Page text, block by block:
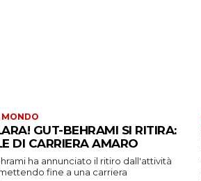
MONDO
GUT-BEHRAMI SI RITIRA:
DI CARRIERA AMARO
ha annunciato il ritiro dall'attività
fine a una carriera